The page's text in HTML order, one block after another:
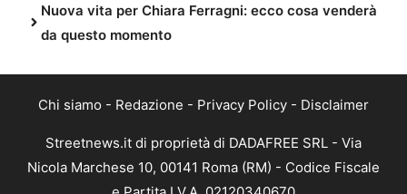
Nuova vita per Chiara Ferragni: ecco cosa venderà
da questo momento
Chi siamo - Redazione - Privacy Policy - Disclaimer
Streetnews.it di proprietà di DADAFREE SRL - Via
Nicola Marchese 10, 00141 Roma (RM) - Codice Fiscale